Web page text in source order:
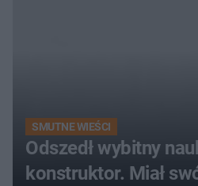
SMUTNE WIEŚCI
Odszedł wybitny
konstruktor. Miał